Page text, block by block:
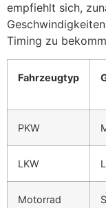
empfiehlt sich,
Timing zu
Fahrzeugtyp
PKW
LKW
Motorrad